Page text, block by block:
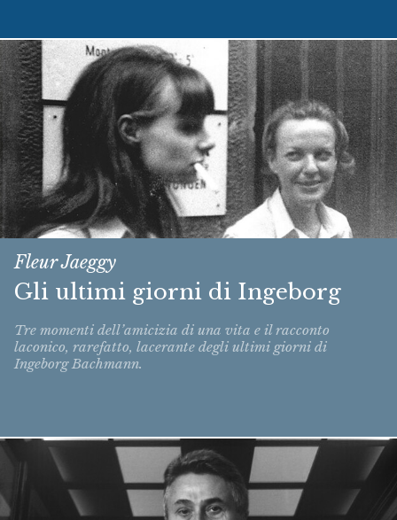
Fleur Jaeggy
Gli ultimi giorni di Ingeborg
Tre momenti dell’amicizia di una vita e il racconto
laconico, rarefatto, lacerante degli ultimi giorni di
Ingeborg Bachmann.